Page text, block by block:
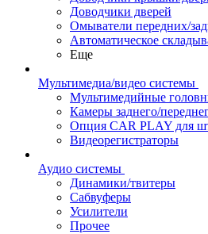
Доводчики дверей
Омыватели передних/
Автоматическое
Еще
Мультимедиа/видео системы
Мультимедийные
Камеры заднего/
Опция CAR PLAY для
Видеорегистраторы
Аудио системы
Динамики/твитеры
Сабвуферы
Усилители
Прочее